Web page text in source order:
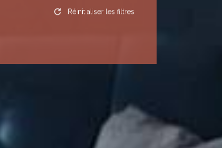
Réinitialiser les filtres